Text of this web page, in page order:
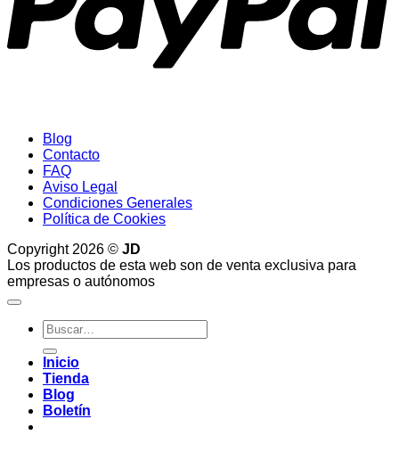
Blog
Contacto
FAQ
Aviso Legal
Condiciones Generales
Política de Cookies
Copyright 2026 © JD
Los productos de esta web son de venta exclusiva para
empresas o autónomos
Buscar
por:
Inicio
Tienda
Blog
Boletín